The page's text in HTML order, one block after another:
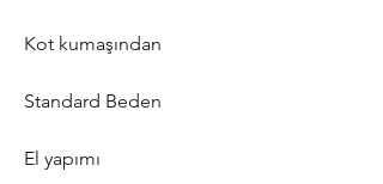
Kot kumaşından
Standard Beden
El yapımı